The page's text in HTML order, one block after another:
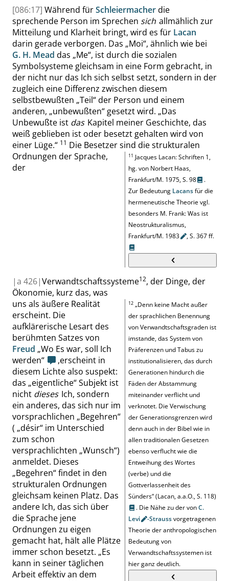
[086:17] Während fürSchleiermacherdie
sprechende Person im Sprechen sich allmählich zur
Mitteilung und Klarheit bringt, wird es für Lacan
darin gerade verborgen. Das „Moi“, ähnlich wie bei
G. H. Mead das „Me“, ist durch die sozialen
Symbolsysteme gleichsam in eine Form gebracht, in
der nicht nur das Ich sich selbst setzt, sondern in der
zugleich eine Differenz zwischen diesem
selbstbewußten „Teil“der Person und einem
anderen, „unbewußten“ gesetzt wird. „Das
Unbewußte ist das Kapitel meiner Geschichte, das
weiß geblieben ist oder besetzt gehalten wird von
einer Lüge.“ 11
11 Jacques Lacan: Schriften 1,
hg. von Norbert Haas,
Frankfurt/M. 1975,S. 98
.
Zur Bedeutung Lacansfür die
hermeneutische Theorievgl.
besonders M. Frank: Was ist
Neostrukturalismus,
Frankfurt/M. 1983 ,S. 367 ff.
Die Besetzer sind die strukturalen
Ordnungen der Sprache,
der
|a 426|Verwandtschaftssysteme12
12 „Denn keine Macht außer
der sprachlichen Benennung
von Verwandtschaftsgraden ist
imstande, das System von
Präferenzen und Tabus zu
institutionalisieren, das durch
Generationen hindurch die
Fäden der Abstammung
miteinander verflicht und
verknotet. Die Verwischung
der Generationsgrenzen wird
denn auch in der Bibel wie in
allen traditionalen Gesetzen
ebenso verflucht wie die
Entweihung des Wortes
(verbe) und die
Gottverlassenheit des
Sünders“(Lacan, a.a.O.,S. 118)
. Die Nähe zu der vonC.
Levi
-Straussvorgetragenen
Theorie der anthropologischen
Bedeutung von
Verwandtschaftssystemen ist
hier ganz deutlich.
, der Dinge, der
Ökonomie, kurz das, was
uns als äußere Realität
erscheint. Die
aufklärerische Lesart des
berühmten Satzes von
Freud „Wo Es war, soll Ich
werden“
,erscheint in
diesem Lichte also suspekt:
das „eigentliche“Subjekt ist
nicht dieses Ich, sondern
ein anderes, das sich nur im
vorsprachlichen „Begehren“
( „désir“ im Unterschied
zum schon
versprachlichten „Wunsch“)
anmeldet. Dieses
„Begehren“findet in den
strukturalen Ordnungen
gleichsam keinen Platz. Das
andere Ich, das sich über
die Sprache jene
Ordnungen zu eigen
gemacht hat, hält alle Plätze
immer schon besetzt. „Es
kann in seiner täglichen
Arbeit effektiv an dem